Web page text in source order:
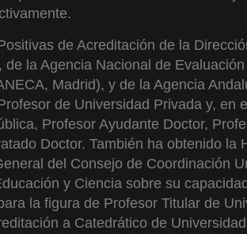
de Acreditación de la
de la Agencia Nacional de
Madrid), y de la Agencia
de Universidad Privada y, en
Profesor Ayudante Doctor,
Doctor. También ha obtenido la
del Consejo de Coordinación
y Ciencia sobre su
la figura de Profesor Titular de
a Catedrático de